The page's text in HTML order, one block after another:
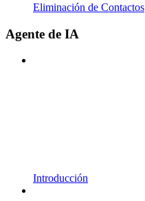
Eliminación de Contactos
Agente de IA
Introducción